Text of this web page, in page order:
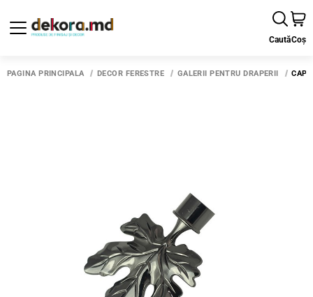
CautăCoș
PAGINA PRINCIPALĂ DECOR FERESTRE GALERII PENTRU DRAPERII CAP